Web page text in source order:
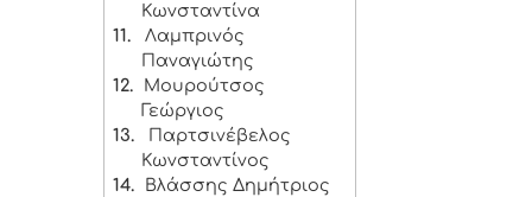
Κωνσταντίνα
11.
Λαμπρινός
Παναγιώτης
12.
Μουρούτσος
Γεώργιος
13.
Παρτσινέβελος
Κωνσταντίνος
14.
Βλάσσης Δημήτριος